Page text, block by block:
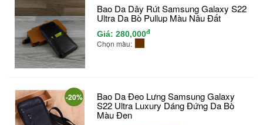
Bao Da Dây Rút Samsung Galaxy S22
Ultra Da Bò Pullup Màu Nâu Đất
Giá: 280,000đ
Chọn màu:
-20% Bao Da Đeo Lưng Samsung Galaxy
S22 Ultra Luxury Dáng Đứng Da Bò
Màu Đen